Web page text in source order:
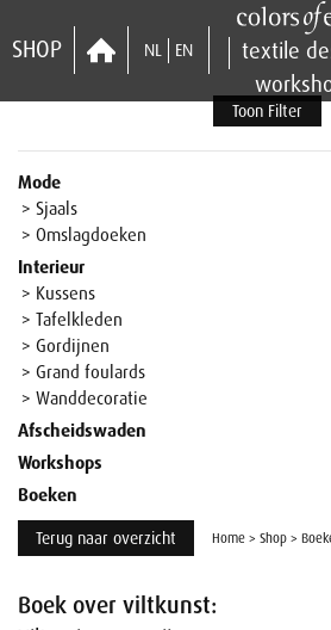
SHOP NL EN
textile
Toon Filter
Mode
> Sjaals
> Omslagdoeken
Interieur
> Kussens
> Tafelkleden
> Gordijnen
> Grand foulards
> Wanddecoratie
Afscheidswaden
Workshops
Boeken
Terug naar overzicht Home > Shop >
Boek over viltkunst: